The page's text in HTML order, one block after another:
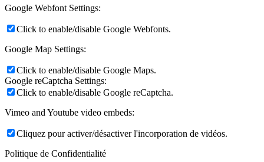
Google Webfont Settings:
Click to enable/disable Google Webfonts.
Google Map Settings:
Click to enable/disable Google Maps.
Google reCaptcha Settings:
Click to enable/disable Google reCaptcha.
Vimeo and Youtube video embeds:
Cliquez pour activer/désactiver l'incorporation de vidéos.
Politique de Confidentialité